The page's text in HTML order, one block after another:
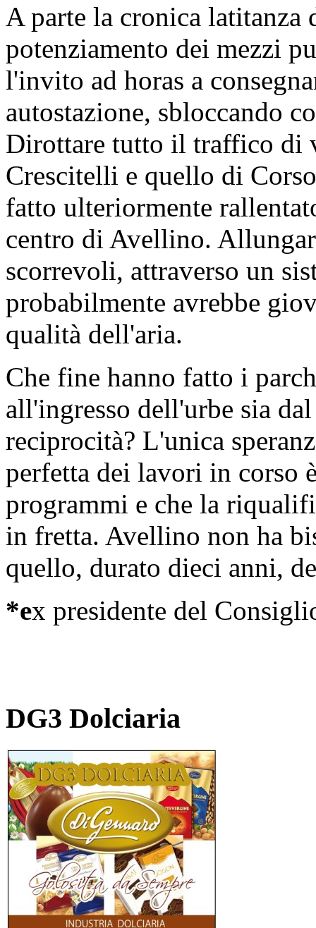
A parte la cronica
potenziamento dei mezzi
l'invito ad horas a
autostazione, sbloccando
Dirottare tutto il traffico di
Crescitelli e quello di
fatto ulteriormente
centro di Avellino.
scorrevoli, attraverso un
probabilmente avrebbe
qualità dell'aria.
Che fine hanno fatto i
all'ingresso dell'urbe sia
reciprocità? L'unica
perfetta dei lavori in corso
programmi e che la
in fretta. Avellino non ha
quello, durato dieci anni,
*ex presidente del
DG3 Dolciaria